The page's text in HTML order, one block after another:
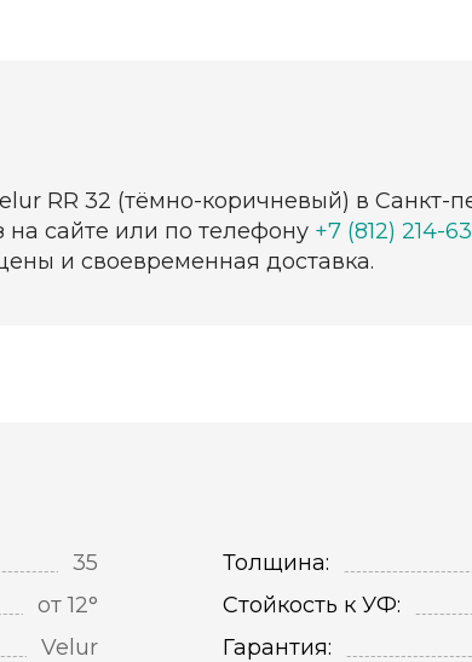
RR 32 (тёмно-коричневый) в Санкт-
на сайте или по телефону +7 (812) 214-
и своевременная доставка.
35
от 12°
Velur
Толщина:
Стойкость к УФ:
Гарантия: